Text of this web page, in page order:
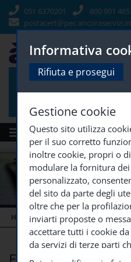
Menù
051 6370201 800 901 465
HOME SOCIETÀ TRASPARENTE
Informativa
Rifiuta e prosegui
Gestione cookie
Questo sito utilizza
per il suo corretto
inoltre cookie, propri o
modulare la fornitura
personalizzato,
del sito da parte degli
oltre che per la
inviarti proposte o
accettare tutti i cookie
da servizi di terze parti
pagine di questo sito,